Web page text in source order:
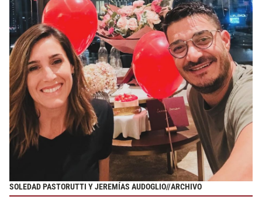
SOLEDAD PASTORUTTI Y JEREMÍAS AUDOGLIO//ARCHIVO